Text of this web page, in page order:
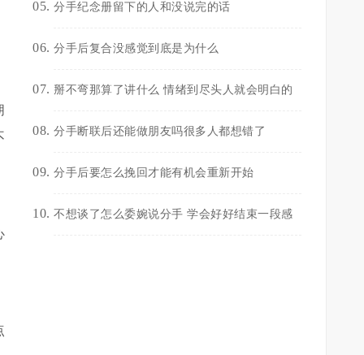
分手纪念册留下的人和没说完的话
分手后复合没感觉到底是为什么
掰不弯那算了讲什么 情绪到尽头人就会明白的
分手断联后还能做朋友吗很多人都想错了
分手后要怎么挽回才能有机会重新开始
不想谈了怎么委婉说分手 学会好好结束一段感